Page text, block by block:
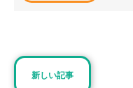
ブログ
新しい記事